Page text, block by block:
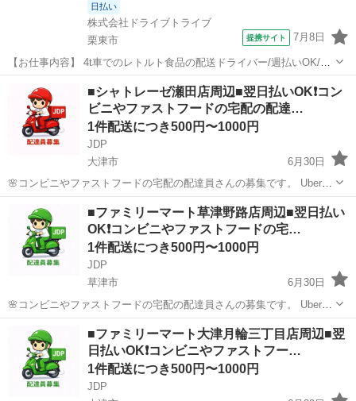
日払い
株式会社ドライブトライブ
栗東市
提携サイト 7月8日
【お仕事内容】 4t車でのレトルト食品の配送ドライバー/週払いOK/社
会保険完備/交通費支給/栗東市 土日祝休みあり！履歴書不要！！ 勤務
地： 滋賀県栗東市 ＼フルタイムのお仕事です。本職として専念してく
れる方を募集します...
配送
■シャトレーゼ瀬田店周辺■翌日払いOK❗️コン
ビニやファストフードの宅配の配達…
1件配送につき500円〜1000円
JDP
大津市
6月30日
🌸コンビニやファストフードの宅配の配達員さんの募集です。 Uber
eatsや出前館のように配達専用アプリを使用していただき、オファー
内容を確認していただいてから受ける受けないは自由となります。 配
達時の使用...
配送 ファストフード
■ファミリーマート草津野路店周辺■翌日払い
OK❗️コンビニやファストフードの宅…
1件配送につき500円〜1000円
JDP
草津市
6月30日
🌸コンビニやファストフードの宅配の配達員さんの募集です。 Uber
eatsや出前館のように配達専用アプリを使用していただき、オファー
内容を確認していただいてから受ける受けないは自由となります。 配
達時の使用...
ファストフード
■ファミリーマート大津月輪三丁目店周辺■翌
日払いOK❗️コンビニやファストフー…
1件配送につき500円〜1000円
JDP